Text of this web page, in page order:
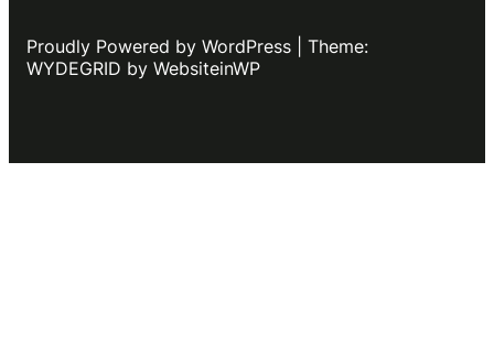
Proudly Powered by WordPress | Theme:
WYDEGRID by WebsiteinWP